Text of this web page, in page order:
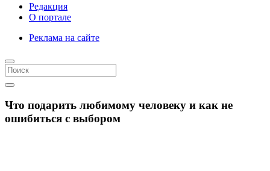
Редакция
О портале
Реклама на сайте
Что подарить любимому человеку и как не
ошибиться с выбором